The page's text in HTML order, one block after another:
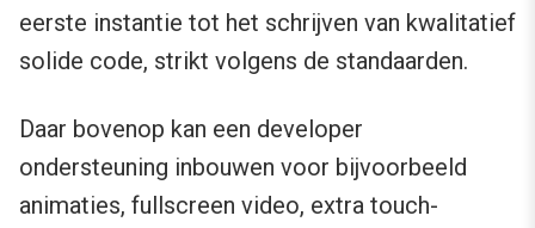
eerste instantie tot het schrijven van kwalitatief
solide code, strikt volgens de standaarden.
Daar bovenop kan een developer
ondersteuning inbouwen voor bijvoorbeeld
animaties, fullscreen video, extra touch-